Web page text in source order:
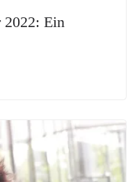
2022: Ein